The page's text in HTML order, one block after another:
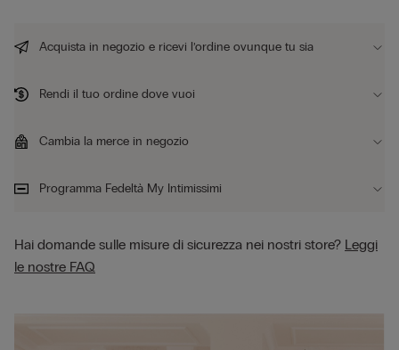
Acquista in negozio e ricevi l’ordine ovunque tu sia
Rendi il tuo ordine dove vuoi
Cambia la merce in negozio
Programma Fedeltà My Intimissimi
Hai domande sulle misure di sicurezza nei nostri store? Leggi
le nostre FAQ